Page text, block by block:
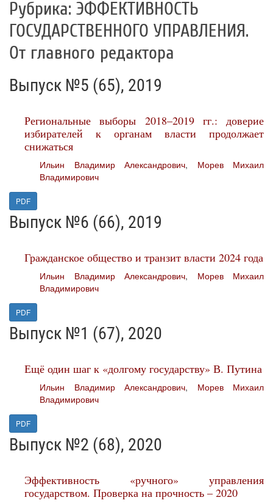
Рубрика: ЭФФЕКТИВНОСТЬ
ГОСУДАРСТВЕННОГО УПРАВЛЕНИЯ.
От главного редактора
Выпуск №5 (65), 2019
Региональные выборы 2018–2019 гг.: доверие
избирателей к органам власти продолжает
снижаться
Ильин Владимир Александрович, Морев Михаил
Владимирович
PDF
Выпуск №6 (66), 2019
Гражданское общество и транзит власти 2024 года
Ильин Владимир Александрович, Морев Михаил
Владимирович
PDF
Выпуск №1 (67), 2020
Ещё один шаг к «долгому государству» В. Путина
Ильин Владимир Александрович, Морев Михаил
Владимирович
PDF
Выпуск №2 (68), 2020
Эффективность «ручного» управления
государством. Проверка на прочность – 2020